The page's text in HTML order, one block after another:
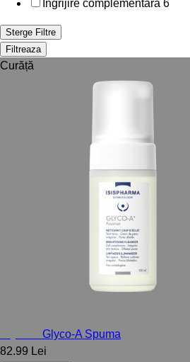
Ingrijire complementara 6
Sterge Filtre
Filtreaza
Curăță
Glyco-A Spuma
82.99 Lei